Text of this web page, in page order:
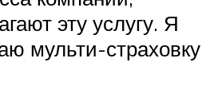
эту услугу. Я
мульти-страховку